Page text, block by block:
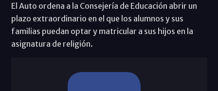
El Auto ordena a la Consejería de Educación abrir un
plazo extraordinario en el que los alumnos y sus
familias puedan optar y matricular a sus hijos en la
asignatura de religión.